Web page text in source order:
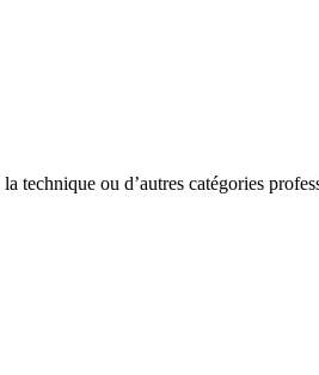
technique ou d’autres catégories